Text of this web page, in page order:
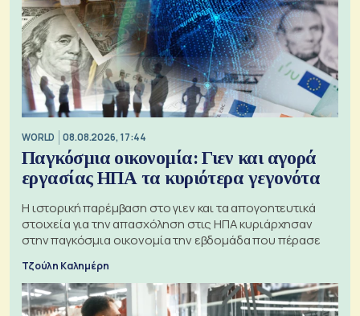
WORLD 08.08.2026, 17:44
Παγκόσμια οικονομία: Γιεν και αγορά
εργασίας ΗΠΑ τα κυριότερα γεγονότα
Η ιστορική παρέμβαση στο γιεν και τα απογοητευτικά
στοιχεία για την απασχόληση στις ΗΠΑ κυριάρχησαν
στην παγκόσμια οικονομία την εβδομάδα που πέρασε
Τζούλη Καλημέρη